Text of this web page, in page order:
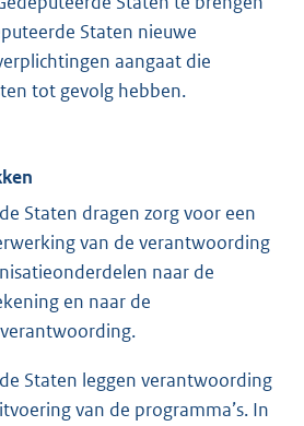
Staten nieuwe
aangaat die
tot gevolg hebben.
Staten dragen zorg voor een
van de verantwoording
naar de
en naar de
Staten leggen verantwoording
van de programma’s. In